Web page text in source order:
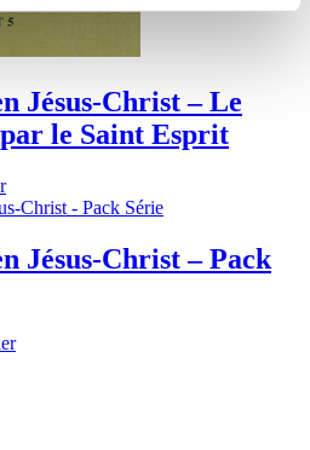
Jésus-Christ – Le
le Saint Esprit
Jésus-Christ – Pack